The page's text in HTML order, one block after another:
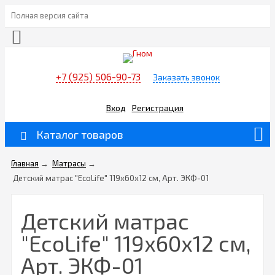
Полная версия сайта
+7 (925) 506-90-73 Заказать звонок
Вход Регистрация
Каталог товаров
Главная → Матрасы →
Детский матрас "EcoLife" 119х60х12 см, Арт. ЭКФ-01
Детский матрас
"EcoLife" 119х60х12 см,
Арт. ЭКФ-01